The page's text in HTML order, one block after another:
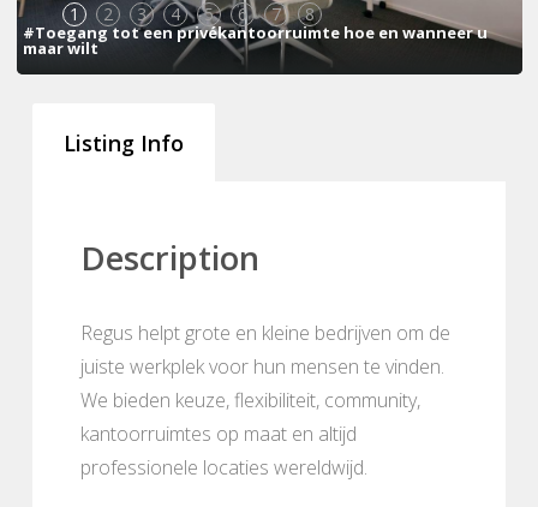
1 2 3 4 5 6 7 8
#Toegang tot een privékantoorruimte hoe en wanneer u
maar wilt
Listing Info
Description
Regus helpt grote en kleine bedrijven om de
juiste werkplek voor hun mensen te vinden.
We bieden keuze, flexibiliteit, community,
kantoorruimtes op maat en altijd
professionele locaties wereldwijd.